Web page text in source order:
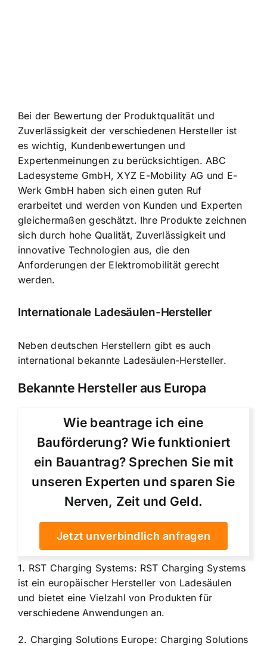
Bei der Bewertung der Produktqualität und
Zuverlässigkeit der verschiedenen Hersteller ist
es wichtig, Kundenbewertungen und
Expertenmeinungen zu berücksichtigen. ABC
Ladesysteme GmbH, XYZ E-Mobility AG und E-
Werk GmbH haben sich einen guten Ruf
erarbeitet und werden von Kunden und Experten
gleichermaßen geschätzt. Ihre Produkte zeichnen
sich durch hohe Qualität, Zuverlässigkeit und
innovative Technologien aus, die den
Anforderungen der Elektromobilität gerecht
werden.
Internationale Ladesäulen-Hersteller
Neben deutschen Herstellern gibt es auch
international bekannte Ladesäulen-Hersteller.
Bekannte Hersteller aus Europa
Wie beantrage ich eine
Bauförderung? Wie funktioniert
ein Bauantrag? Sprechen Sie mit
unseren Experten und sparen Sie
Nerven, Zeit und Geld.
Jetzt unverbindlich anfragen
1. RST Charging Systems: RST Charging Systems
ist ein europäischer Hersteller von Ladesäulen
und bietet eine Vielzahl von Produkten für
verschiedene Anwendungen an.
2. Charging Solutions Europe: Charging Solutions